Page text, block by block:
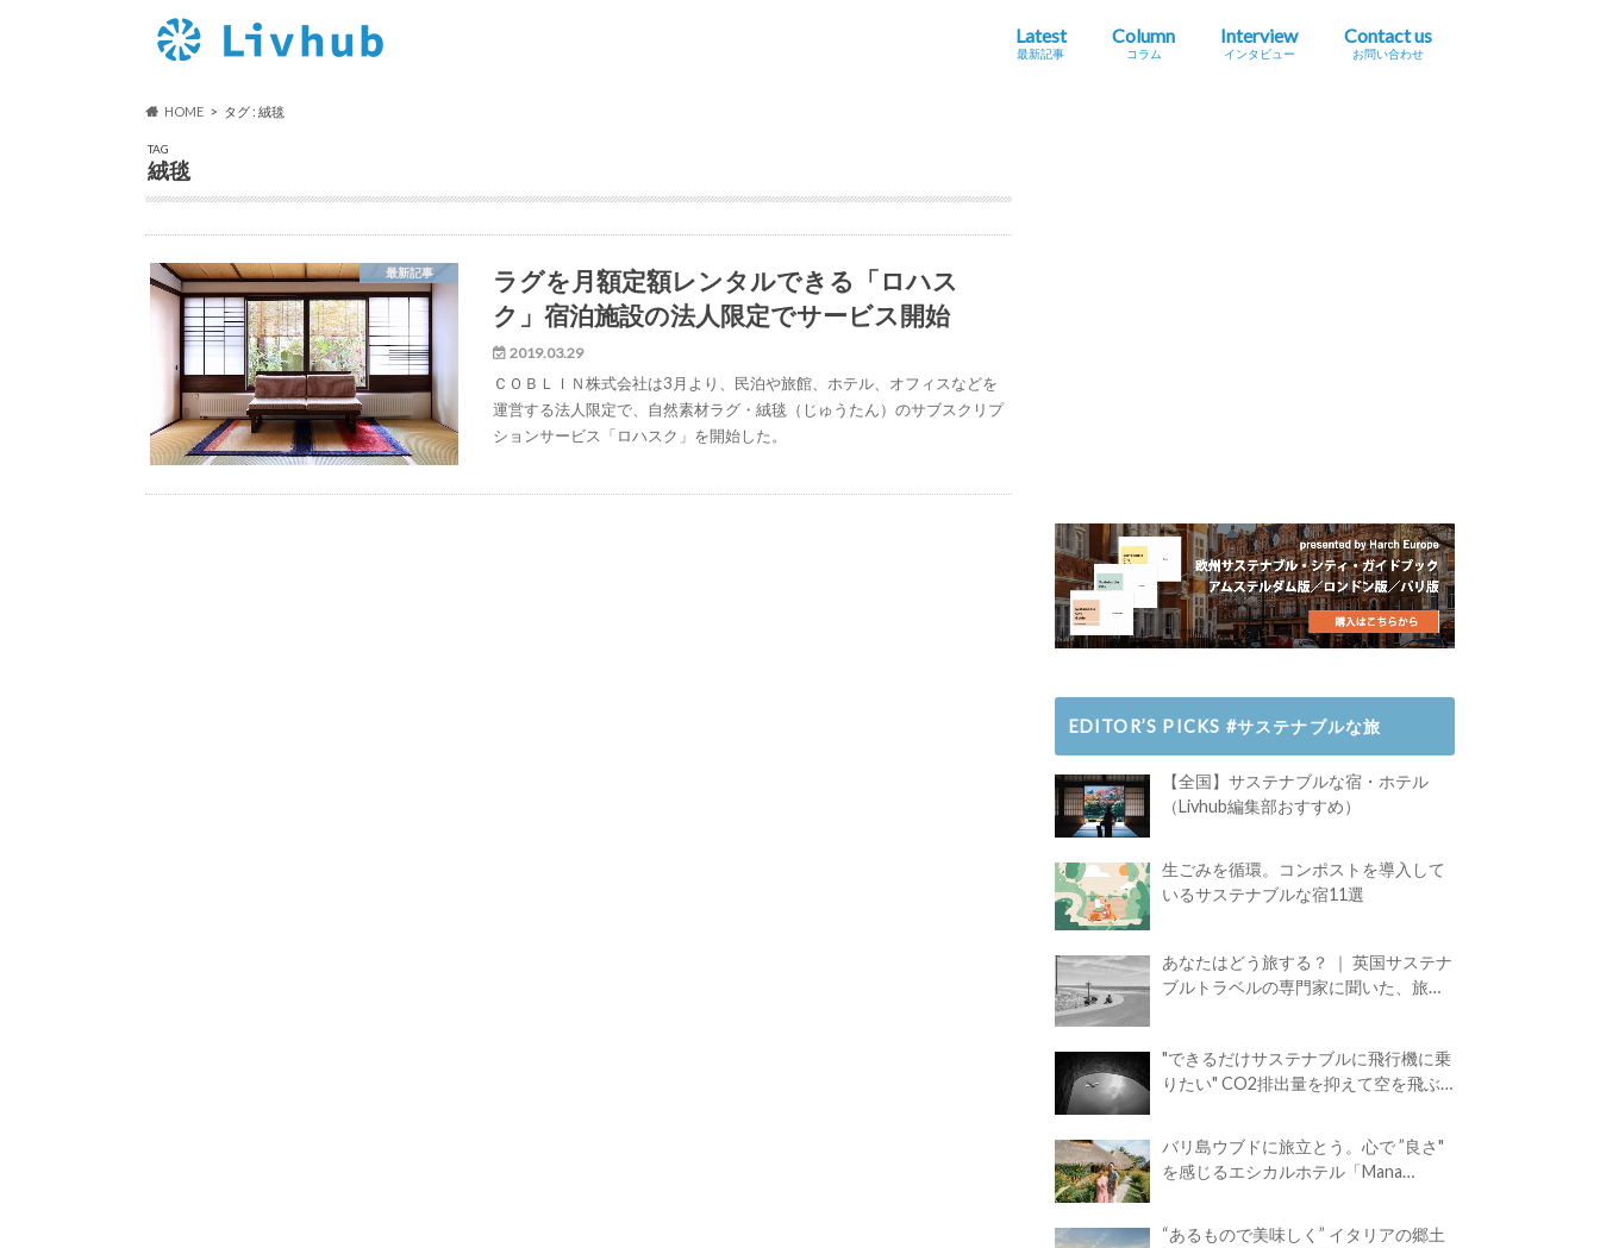
Latest
最新記事
Column
コラム
Interview
インタビュー
Contact us
お問い合わせ
HOME タグ : 絨毯
TAG
絨毯
最新記事
ラグを月額定額レンタルできる「ロハス
ク」宿泊施設の法人限定でサービス開始
2019.03.29
ＣＯＢＬＩＮ株式会社は3月より、民泊や旅館、ホテル、オフィスなどを
運営する法人限定で、自然素材ラグ・絨毯（じゅうたん）のサブスクリプ
ションサービス「ロハスク」を開始した。
EDITOR’S PICKS #サステナブルな旅
【全国】サステナブルな宿・ホテル
（Livhub編集部おすすめ）
生ごみを循環。コンポストを導入して
いるサステナブルな宿11選
あなたはどう旅する？ ｜ 英国サステナ
ブルトラベルの専門家に聞いた、旅の
"できるだけサステナブルに飛行機に乗
りたい" CO2排出量を抑えて空を飛ぶ
バリ島ウブドに旅立とう。心で ”良さ"
を感じるエシカルホテル「Mana
“あるもので美味しく” イタリアの郷土